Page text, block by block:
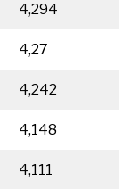
4,294
4,27
4,242
4,148
4,111